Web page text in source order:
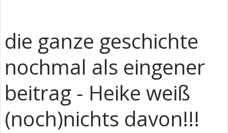
die ganze geschichte
nochmal als eingener
beitrag - Heike weiß
(noch)nichts davon!!!